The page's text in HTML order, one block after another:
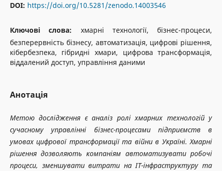
DOI: https://doi.org/10.5281/zenodo.14003546
Ключові слова: хмарні технології, бізнес-процеси,
безперервність бізнесу, автоматизація, цифрові рішення,
кібербезпека, гібридні хмари, цифрова трансформація,
віддалений доступ, управління даними
Анотація
Метою дослідження є аналіз ролі хмарних технологій у
сучасному управлінні бізнес-процесами підприємств в
умовах цифрової трансформації та війни в Україні. Хмарні
рішення дозволяють компаніям автоматизувати робочі
процеси, зменшувати витрати на ІТ-інфраструктуру та